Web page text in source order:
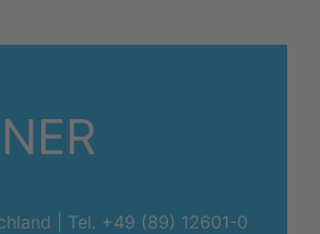
| Tel. +49 (89) 12601-0